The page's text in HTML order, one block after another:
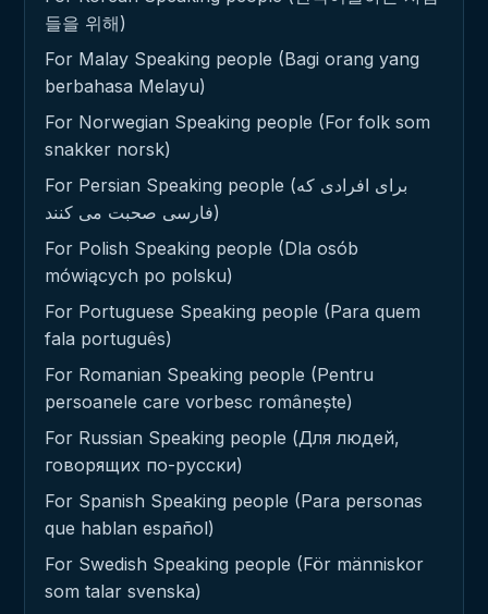
들을 위해)
For Malay Speaking people (Bagi orang yang
berbahasa Melayu)
For Norwegian Speaking people (For folk som
snakker norsk)
For Persian Speaking people (برای افرادی که
فارسی صحبت می کنند)
For Polish Speaking people (Dla osób
mówiących po polsku)
For Portuguese Speaking people (Para quem
fala português)
For Romanian Speaking people (Pentru
persoanele care vorbesc românește)
For Russian Speaking people (Для людей,
говорящих по-русски)
For Spanish Speaking people (Para personas
que hablan español)
For Swedish Speaking people (För människor
som talar svenska)